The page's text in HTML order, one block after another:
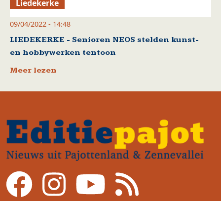
Liedekerke
09/04/2022 - 14:48
LIEDEKERKE - Senioren NEOS stelden kunst-
en hobbywerken tentoon
Meer lezen